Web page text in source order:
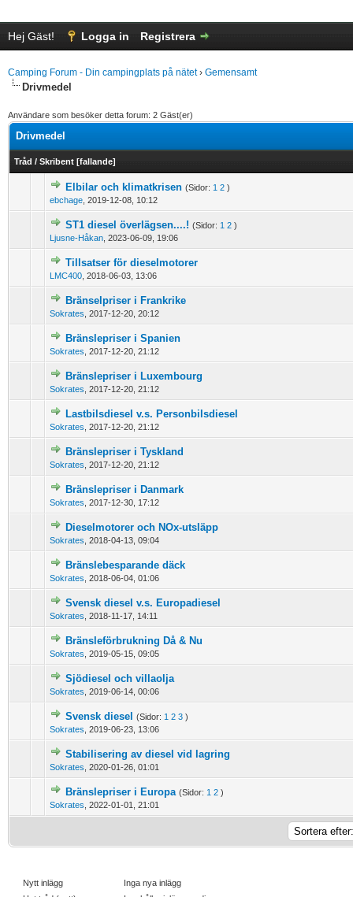
Hej Gäst! Logga in Registrera
Camping Forum - Din campingplats på nätet› Gemensamt
Drivmedel
Användare som besöker detta forum: 2 Gäst(er)
Drivmedel
Tråd / Skribent [fallande]
Elbilar och klimatkrisen (Sidor: 1 2 )
ebchage 2019-12-08, 10:12
0 Vote(s) - 0 out of 5 in Average
123 45
ST1 diesel överlägsen....! (Sidor: 1 2 )
Ljusne-Håkan 2023-06-09, 19:06
0 Vote(s) - 0 out of 5 in Average
1234 5
Tillsatser för dieselmotorer
LMC400 2018-06-03, 13:06
0 Vote(s) - 0 out of 5 in Average
12345
Bränselpriser i Frankrike
Sokrates 2017-12-20, 20:12
0 Vote(s) - 0 out of 5 in Average
1 234
Bränslepriser i Spanien
Sokrates 2017-12-20, 21:12
0 Vote(s) - 0 out of 5 in Average
123
Bränslepriser i Luxembourg
Sokrates 2017-12-20, 21:12
0 Vote(s) - 0 out of 5 in Average
12345
Lastbilsdiesel v.s. Personbilsdiesel
Sokrates 2017-12-20, 21:12
0 Vote(s) - 0 out of 5 in Average
12345
Bränslepriser i Tyskland
Sokrates 2017-12-20, 21:12
0 Vote(s) - 0 out of 5 in Average
123
Bränslepriser i Danmark
Sokrates 2017-12-30, 17:12
0 Vote(s) - 0 out of 5 in Average
12 3
Dieselmotorer och NOx-utsläpp
Sokrates 2018-04-13, 09:04
0 Vote(s) - 0 out of 5 in Average
12345
Bränslebesparande däck
Sokrates 2018-06-04, 01:06
0 Vote(s) - 0 out of 5 in Average
1234
Svensk diesel v.s. Europadiesel
Sokrates 2018-11-17, 14:11
0 Vote(s) - 0 out of 5 in Average
12345
Bränsleförbrukning Då & Nu
Sokrates 2019-05-15, 09:05
0 Vote(s) - 0 out of 5 in Average
12 345
Sjödiesel och villaolja
Sokrates 2019-06-14, 00:06
0 Vote(s) - 0 out of 5 in Average
12
Svensk diesel (Sidor: 1 2 3 )
Sokrates 2019-06-23, 13:06
0 Vote(s) - 0 out of 5 in Average
1 2 3 4
Stabilisering av diesel vid lagring
Sokrates 2020-01-26, 01:01
0 Vote(s) - 0 out of 5 in Average
12 345
Bränslepriser i Europa (Sidor: 1 2 )
Sokrates 2022-01-01, 21:01
0 Vote(s) - 0 out of 5 in Average
12 345
Nytt inlägg
Inga nya inlägg